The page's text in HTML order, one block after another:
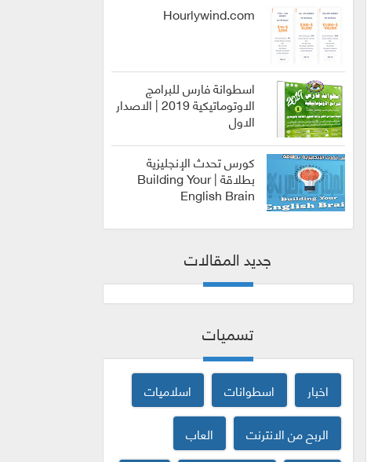
Hourlywind.com
الربح من
الانترنت
اسطوانة فارس للبرامج
الاوتوماتيكية 2019 | الاصدار
الاول
كورسات
كورس تحدث الإنجليزية
بطلاقة | Building Your
English Brain
جديد المقالات
تسميات
اخبار اسطوانات
اسلاميات
الربح من الانترنت
العاب